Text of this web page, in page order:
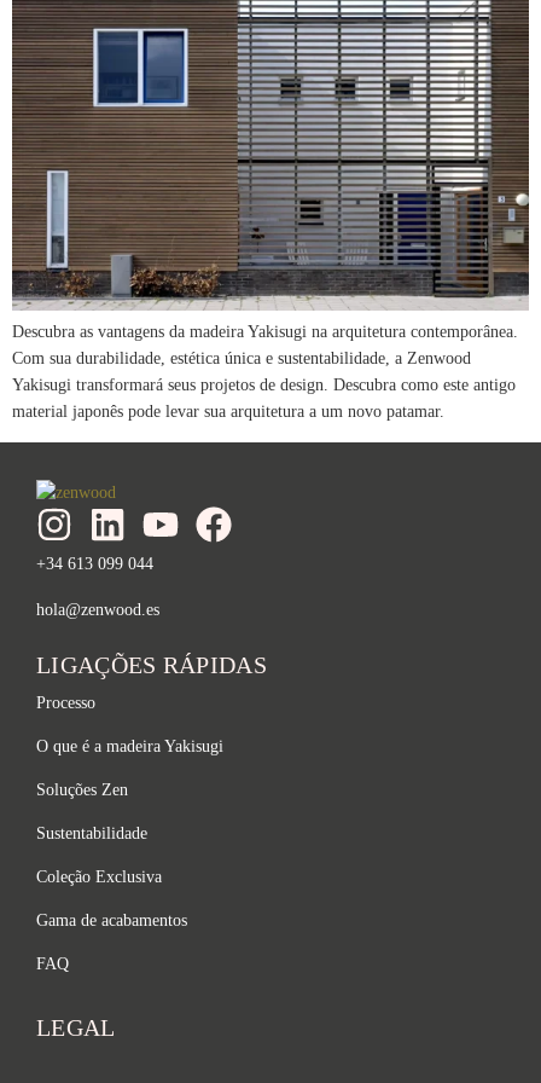
Descubra as vantagens da madeira Yakisugi na arquitetura contemporânea.
Com sua durabilidade, estética única e sustentabilidade, a Zenwood
Yakisugi transformará seus projetos de design. Descubra como este antigo
material japonês pode levar sua arquitetura a um novo patamar.
+34 613 099 044
hola@zenwood.es
LIGAÇÕES RÁPIDAS
Processo
O que é a madeira Yakisugi
Soluções Zen
Sustentabilidade
Coleção Exclusiva
Gama de acabamentos
FAQ
LEGAL